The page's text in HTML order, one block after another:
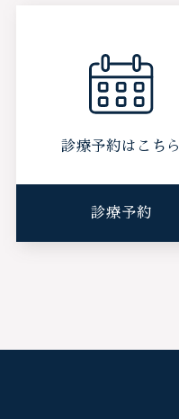
診療予約はこちら
診療予約